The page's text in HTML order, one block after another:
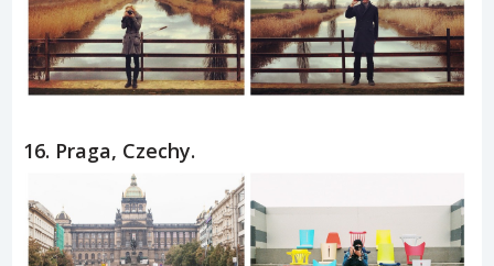
16. Praga, Czechy.